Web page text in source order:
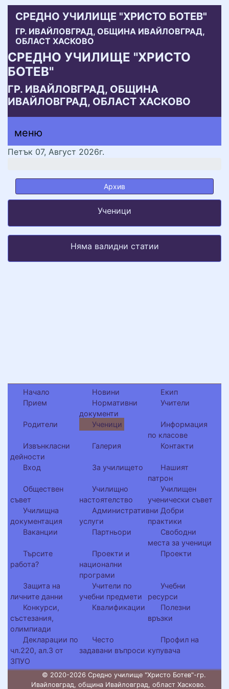
СРЕДНО УЧИЛИЩЕ "ХРИСТО БОТЕВ"
ГР. ИВАЙЛОВГРАД, ОБЩИНА ИВАЙЛОВГРАД,
ОБЛАСТ ХАСКОВО
СРЕДНО УЧИЛИЩЕ "ХРИСТО
БОТЕВ"
ГР. ИВАЙЛОВГРАД, ОБЩИНА
ИВАЙЛОВГРАД, ОБЛАСТ ХАСКОВО
меню горно
меню
меню
Петък 07, Август 2026г.
Архив
Ученици
Няма валидни статии
Начало Новини
Екип
Прием
Нормативни
документи
Учители
Родители Ученици
Информация
по класове
Извънкласни
дейности
Галерия Контакти
Вход За училището
Нашият
патрон
Обществен
съвет
Училищно
настоятелство
Училищен
ученически съвет
Училищна
документация
Административни
услуги
Добри
практики
Ваканции
Партньори
Свободни
места за ученици
Търсите
работа?
Проекти и
национални
програми
Проекти
Защита на
личните данни
Учители по
учебни предмети
Учебни
ресурси
Конкурси,
състезания,
олимпиади
Квалификации
Полезни
връзки
Декларации по
чл.220, ал.3 от
ЗПУО
Често
задавани въпроси
Профил на
купувача
© 2020-2026 Средно училище "Христо Ботев"-гр.
Ивайловград, община Ивайловград, област Хасково.